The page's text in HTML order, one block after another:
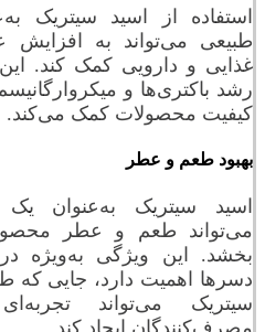
استفاده از اسید سیتریک
طبیعی می‌تواند به
غذایی و دارویی کمک کند. این
رشد باکتری‌ها و
کیفیت محصولات کمک می‌کند.
بهبود طعم و عطر
اسید سیتریک به‌عنوان یک
می‌تواند طعم و عطر
بخشد. این ویژگی به‌ویژه در
دسرها اهمیت دارد، جایی که
سیتریک می‌تواند
مصرف‌کنندگان ایجاد کند.